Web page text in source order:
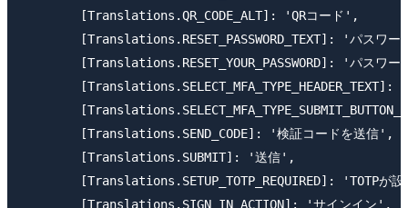
        [Translations.QR_CODE_ALT]: 'QRコード',
[Translations.RESET_PASSWORD_TEXT]: 'パスワー
[Translations.RESET_YOUR_PASSWORD]: 'パスワー
[Translations.SELECT_MFA_TYPE_HEADER_TEXT]:
        [Translations.SEND_CODE]: '検証コードを送信',
        [Translations.SUBMIT]: '送信',
[Translations.SETUP_TOTP_REQUIRED]: 'TOTPが設
        [Translations.SIGN_IN_ACTION]: 'サインイン',